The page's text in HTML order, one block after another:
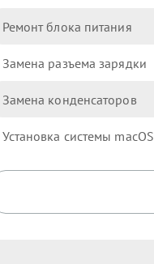
Ремонт блока питания
Замена разъема зарядки
Замена конденсаторов
Установка системы macOS